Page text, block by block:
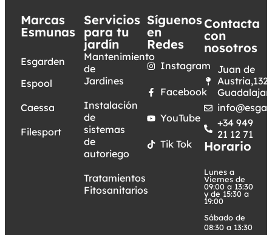
Marcas
Esmunas
Esgarden
Espool
Caessa
Filesport
Servicios
para tu
jardín
Mantenimiento
de
Jardines
Instalación
de
sistemas
de
autoriego
Tratamientos
Fitosanitarios
Síguenos
en
Redes
Instagram
Facebook
YouTube
Tik Tok
Contacta
con
nosotros
Juan de
Austria,132.
+34 949
21 12 71
Horario
Lunes a
Viernes de
09:00 a 13:30
y de 15:30 a
19:00
Sábado de
08:30 a 13:30